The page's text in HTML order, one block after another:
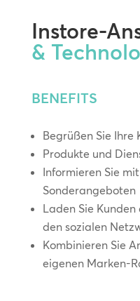
Instore-
&
BENEFITS
Begrüßen Sie Ihre
Produkte und
Informieren Sie
Sonderangeboten
Laden Sie
den sozialen
Kombinieren Sie
eigenen Marken-